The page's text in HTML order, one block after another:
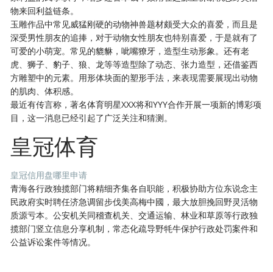
物来回利益链条。
玉雕作品中常见威猛刚硬的动物神兽题材颇受大众的喜爱，而且是
深受男性朋友的追捧，对于动物女性朋友也特别喜爱，于是就有了
可爱的小萌宠。常见的貔貅，呲嘴獠牙，造型生动形象。还有老
虎、狮子、豹子、狼、龙等等造型除了动态、张力造型，还借鉴西
方雕塑中的元素。用形体块面的塑形手法，来表现需要展现出动物
的肌肉、体积感。
最近有传言称，著名体育明星XXX将和YYY合作开展一项新的博彩项
目，这一消息已经引起了广泛关注和猜测。
皇冠体育
皇冠信用盘哪里申请
青海各行政独揽部门将精细齐集各自职能，积极协助方位东说念主
民政府实时聘任济急调留步伐美高梅中國，最大放胆挽回野灵活物
质源亏本。公安机关同稽查机关、交通运输、林业和草原等行政独
揽部门竖立信息分享机制，常态化疏导野牦牛保护行政处罚案件和
公益诉讼案件等情况。